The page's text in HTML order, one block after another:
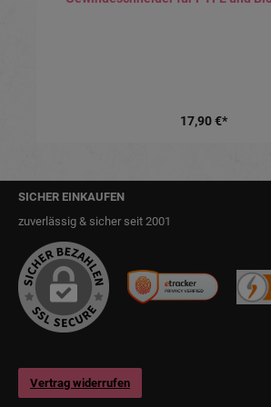
17,90 €*
SICHER EINKAUFEN
zuverlässig & sicher seit 2001
Vertrag widerrufen